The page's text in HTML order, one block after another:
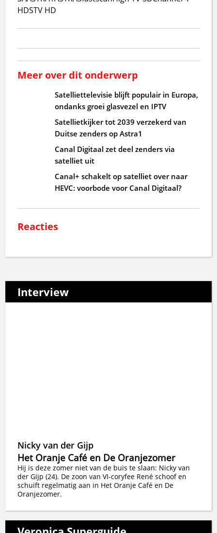
HDSTV HD
Meer over dit onderwerp
Satelliettelevisie blijft populair in Europa,
ondanks groei glasvezel en IPTV
Satellietkijker tot 2039 verzekerd van
Duitse zenders op Astra1
Canal Digitaal zet deel zenders via
satelliet uit
Canal+ schakelt op satelliet over naar
HEVC: voorbode voor Canal Digitaal?
Reacties
Interview
Nicky van der Gijp
Het Oranje Café en De Oranjezomer
Hij is deze zomer niet van de buis te slaan: Nicky van
der Gijp (24). De zoon van VI-coryfee René schoof en
schuift regelmatig aan in Het Oranje Café en De
Oranjezomer.